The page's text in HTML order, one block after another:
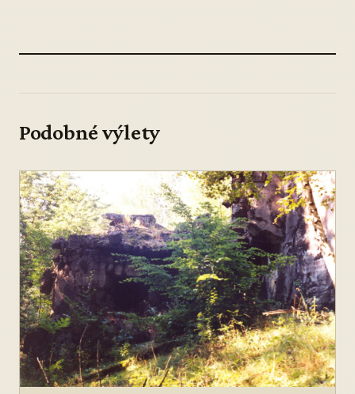
Podobné výlety